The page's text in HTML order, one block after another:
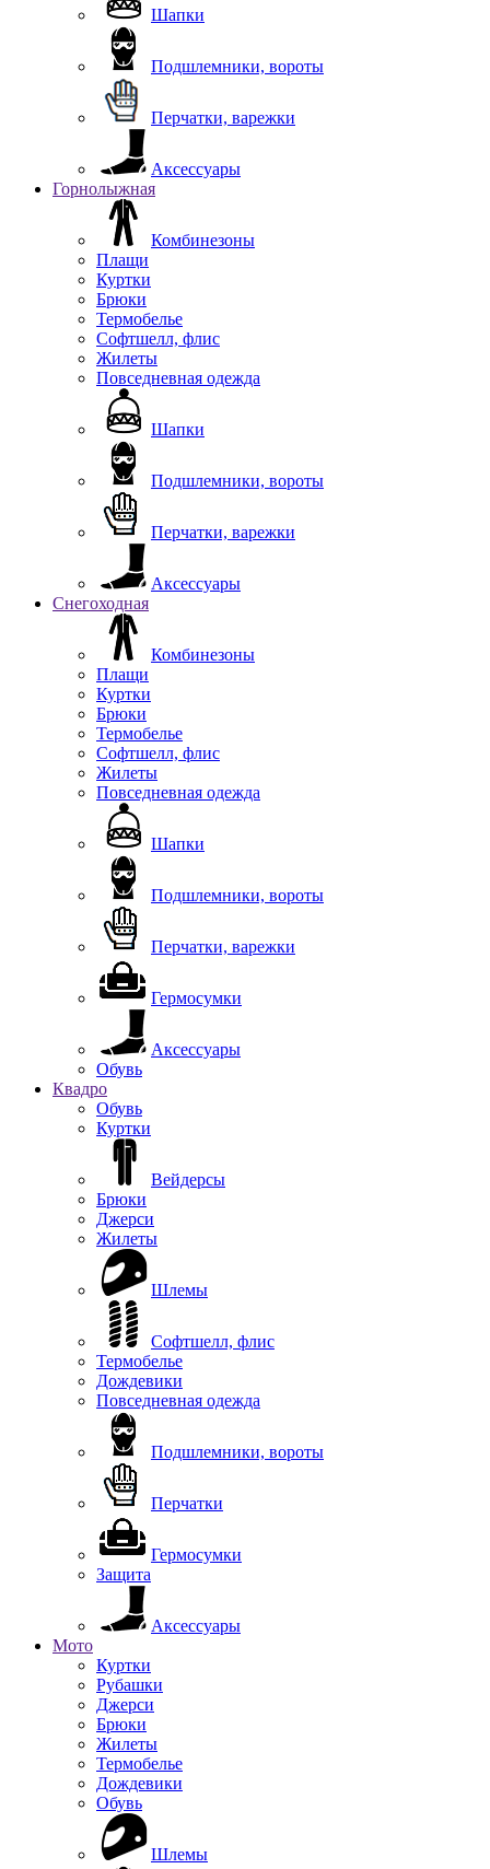
Шапки
Подшлемники, вороты
Перчатки, варежки
Аксессуары
Горнолыжная
Комбинезоны
Плащи
Куртки
Брюки
Термобелье
Софтшелл, флис
Жилеты
Повседневная одежда
Шапки
Подшлемники, вороты
Перчатки, варежки
Аксессуары
Снегоходная
Комбинезоны
Плащи
Куртки
Брюки
Термобелье
Софтшелл, флис
Жилеты
Повседневная одежда
Шапки
Подшлемники, вороты
Перчатки, варежки
Гермосумки
Аксессуары
Обувь
Квадро
Обувь
Куртки
Вейдерсы
Брюки
Джерси
Жилеты
Шлемы
Софтшелл, флис
Термобелье
Дождевики
Повседневная одежда
Подшлемники, вороты
Перчатки
Гермосумки
Защита
Аксессуары
Мото
Куртки
Рубашки
Джерси
Брюки
Жилеты
Термобелье
Дождевики
Обувь
Шлемы